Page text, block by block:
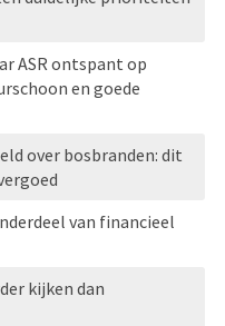
ASR ontspant op
en goede
over bosbranden: dit
van financieel
kijken dan